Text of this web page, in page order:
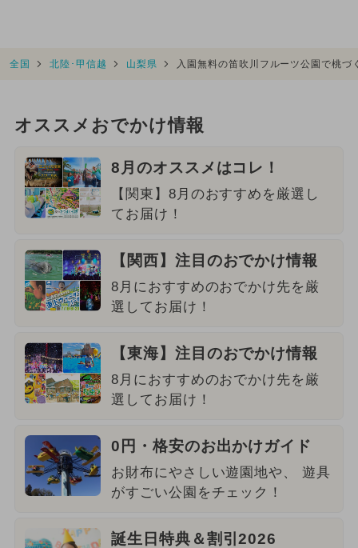
全国 北陸･甲信越 山梨県 入園無料の笛吹川フルーツ公園で桃
オススメおでかけ情報
8月のオススメはコレ！
【関東】8月のおすすめを厳選し
てお届け！
【関西】注目のおでかけ情報
8月におすすめのおでかけ先を厳
選してお届け！
【東海】注目のおでかけ情報
8月におすすめのおでかけ先を厳
選してお届け！
0円・格安のお出かけガイド
お財布にやさしい遊園地や、 遊具
がすごい公園をチェック！
誕生日特典＆割引2026